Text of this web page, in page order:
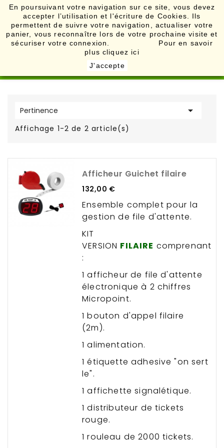
En poursuivant votre navigation sur ce site, vous devez
accepter l’utilisation et l'écriture de Cookies. Ils
permettent de suivre votre navigation, actualiser votre
panier, vous reconnaître lors de votre prochaine visite et
sécuriser votre connexion. Pour en savoir
pluscliquez ici
J'accepte

Pertinence 
Affichage 1-2 de 2 article(s)
Afficheur Guichet filaire
132,00 €Prix
Ensemble complet pour la
gestion de file d'attente.
KIT
VERSION FILAIRE comprenant
:
1 afficheur de file d'attente
électronique à 2 chiffres
Micropoint.
1 bouton d'appel filaire
(2m).
1 alimentation.
1 étiquette adhesive "on sert
le".
1 affichette signalétique.
1 distributeur de tickets
rouge.
1 rouleau de 2000 tickets.